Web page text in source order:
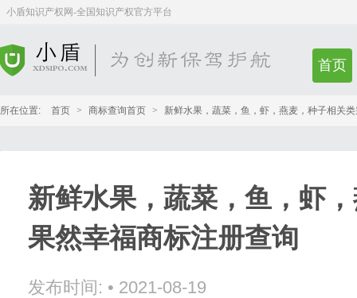
小盾知识产权网-全国知识产权官方平台
首页
所在位置: 首页 > 商标查询首页 > 新鲜水果，蔬菜，鱼，虾，燕麦，种子相关
新鲜水果，蔬菜，鱼，虾
果然幸福商标注册查询
发布时间: • 2021-08-19